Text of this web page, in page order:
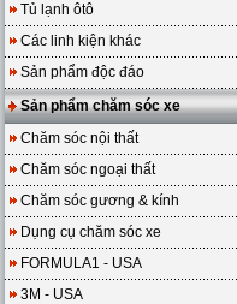
Tủ lạnh ôtô
Các linh kiện khác
Sản phẩm độc đáo
Sản phẩm chăm sóc xe
Chăm sóc nội thất
Chăm sóc ngoại thất
Chăm sóc gương & kính
Dụng cụ chăm sóc xe
FORMULA1 - USA
3M - USA